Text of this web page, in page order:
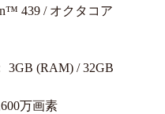
439 / オクタコア
3GB (RAM) / 32GB
万画素